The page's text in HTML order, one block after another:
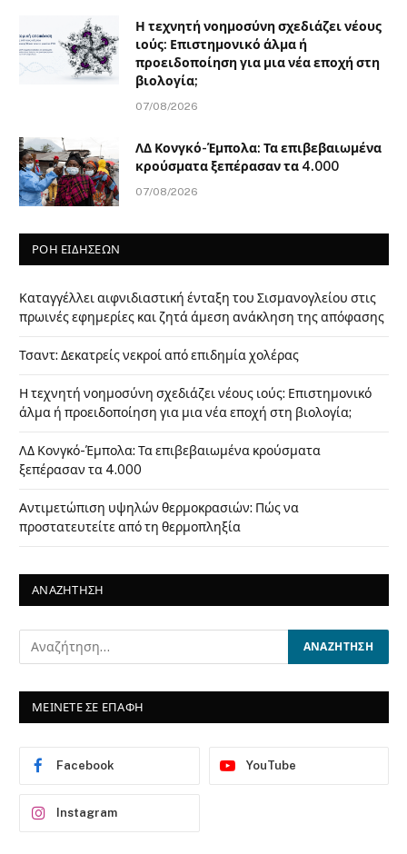
Η τεχνητή νοημοσύνη σχεδιάζει νέους
ιούς: Επιστημονικό άλμα ή
προειδοποίηση για μια νέα εποχή στη
βιολογία;
07/08/2026
ΛΔ Κονγκό-Έμπολα: Τα επιβεβαιωμένα
κρούσματα ξεπέρασαν τα 4.000
07/08/2026
ΡΟΗ ΕΙΔΗΣΕΩΝ
Καταγγέλλει αιφνιδιαστική ένταξη του Σισμανογλείου στις
πρωινές εφημερίες και ζητά άμεση ανάκληση της απόφασης
Τσαντ: Δεκατρείς νεκροί από επιδημία χολέρας
Η τεχνητή νοημοσύνη σχεδιάζει νέους ιούς: Επιστημονικό
άλμα ή προειδοποίηση για μια νέα εποχή στη βιολογία;
ΛΔ Κονγκό-Έμπολα: Τα επιβεβαιωμένα κρούσματα
ξεπέρασαν τα 4.000
Αντιμετώπιση υψηλών θερμοκρασιών: Πώς να
προστατευτείτε από τη θερμοπληξία
ΑΝΑΖΗΤΗΣΗ
ΜΕΙΝΕΤΕ ΣΕ ΕΠΑΦΗ
Facebook YouTube
Instagram